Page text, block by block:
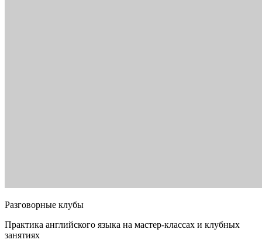
Разговорные клубы
Практика английского языка на мастер-классах и клубных
занятиях